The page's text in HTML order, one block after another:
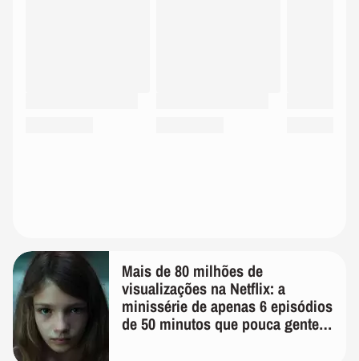
Mais de 80 milhões de
visualizações na Netflix: a
minissérie de apenas 6 episódios
de 50 minutos que pouca gente